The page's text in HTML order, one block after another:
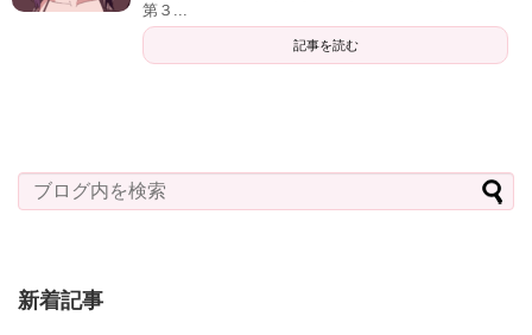
第３...
記事を読む
新着記事